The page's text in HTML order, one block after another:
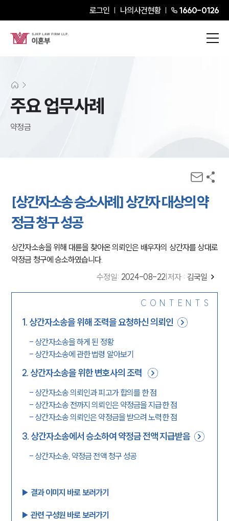
로그인 나의사건현황 1660-0126
주요 업무사례
약정금
[상간자소송 승소사례] 상간자 대상의 약
정금 청구 성공
상간자소송을 위해 대륜을 찾아온 의뢰인은 배우자의 상간자를 상대로
약정금 청구에 승소하였습니다.
수정일: 2024-08-22 저자 : 김국일
CONTENTS
1. 상간자소송을 위해 조력을 요청하신 의뢰인
- 상간자소송을 하게 된 정황
- 상간자소송에 관한 법령 알아보기
2. 상간자소송을 위한 변호사의 조력
- 상간자소송 의뢰인과 피고가 합의를 한 점
- 상간자소송 전까지 의뢰인은 약정금을 지급한 점
- 상간자소송 의뢰인은 약정금을 받으려 노력한 점
3. 상간자소송에서 승소하여 약정금 전액 지급받음
- 상간자소송, 약정금 전액 청구 성공
▶︎ 결과 이미지 바로 보러가기
▶︎ 관련 구성원 바로 보러가기